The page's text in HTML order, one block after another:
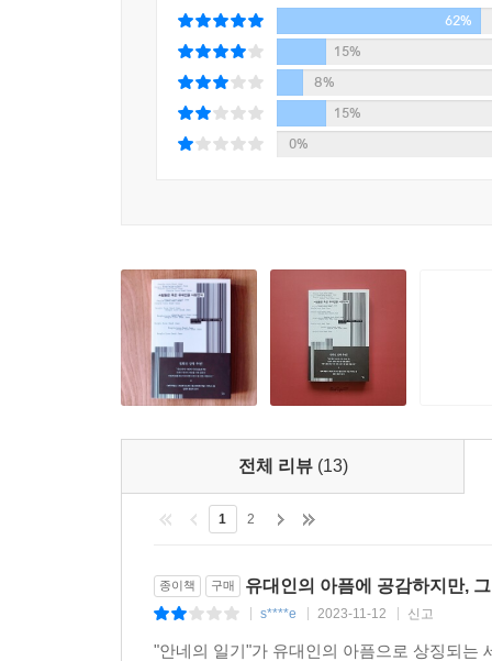
하얼빈에는 옛 유대교 회당을 개조해 만든, 추
만들어놓고 내용은 없다시피 한 유적들이 가득
황금시대를 그럼에도 가장 행복한 시기로 회고하
한편, 4장 「처형된 유대인들」과 5장 「소설
소설가인 저자의 이력이 응축된 장이라고 할 수
5장은 일종의 문학 비평 챕터라고 볼 수 있는데,
더 사람들의 기분을 고양시키고 즐겁게 웃을 수
기독교 문학의 전통과 이디시어/히브리 문학을
에피파니의 순간이 있거나 인물들에게 은총의
이디시어/히브리 문학에는 완결감 있는 해피엔
회복되지 않는 세계”를 살아가는 인간의 한계를
셰익스피어의 『베니스의 상인』에 흥미를 보
반유대주의에 많은 곤란함을 느꼈다는 이야기
샤일록을 돈밖에 모르는 탐욕스러운 인간으로 묘
―유대인들이 돈에 대한 탐욕 때문에 살인을 하
반유대주의적 분위기에서 창작되었을 가능성이
62%
15%
8%
15%
0%
전체 리뷰 (13)
1 2
종이책 구매 유대인의 아픔에 공감하지만,
s****e 2023-11-12 신고
"안네의 일기"가 유대인의 아픔으로 상징되는